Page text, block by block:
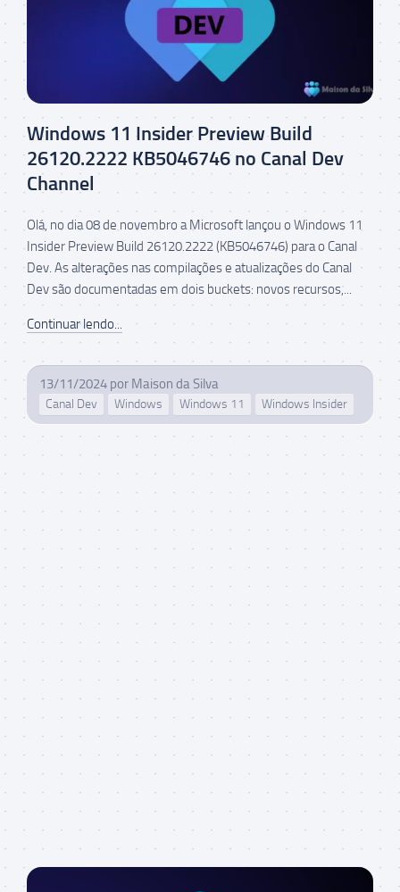
Windows 11 Insider Preview Build
26120.2222 KB5046746 no Canal Dev
Channel
Olá, no dia 08 de novembro a Microsoft lançou o Windows 11
Insider Preview Build 26120.2222 (KB5046746) para o Canal
Dev. As alterações nas compilações e atualizações do Canal
Dev são documentadas em dois buckets: novos recursos,...
Continuar lendo...
13/11/2024 por Maison da Silva
Canal Dev Windows Windows 11 Windows Insider